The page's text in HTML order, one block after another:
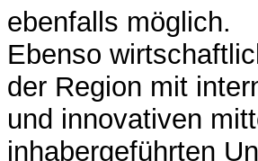
ebenfalls möglich.
Ebenso
der Region mit
und innovativen
inhabergeführten